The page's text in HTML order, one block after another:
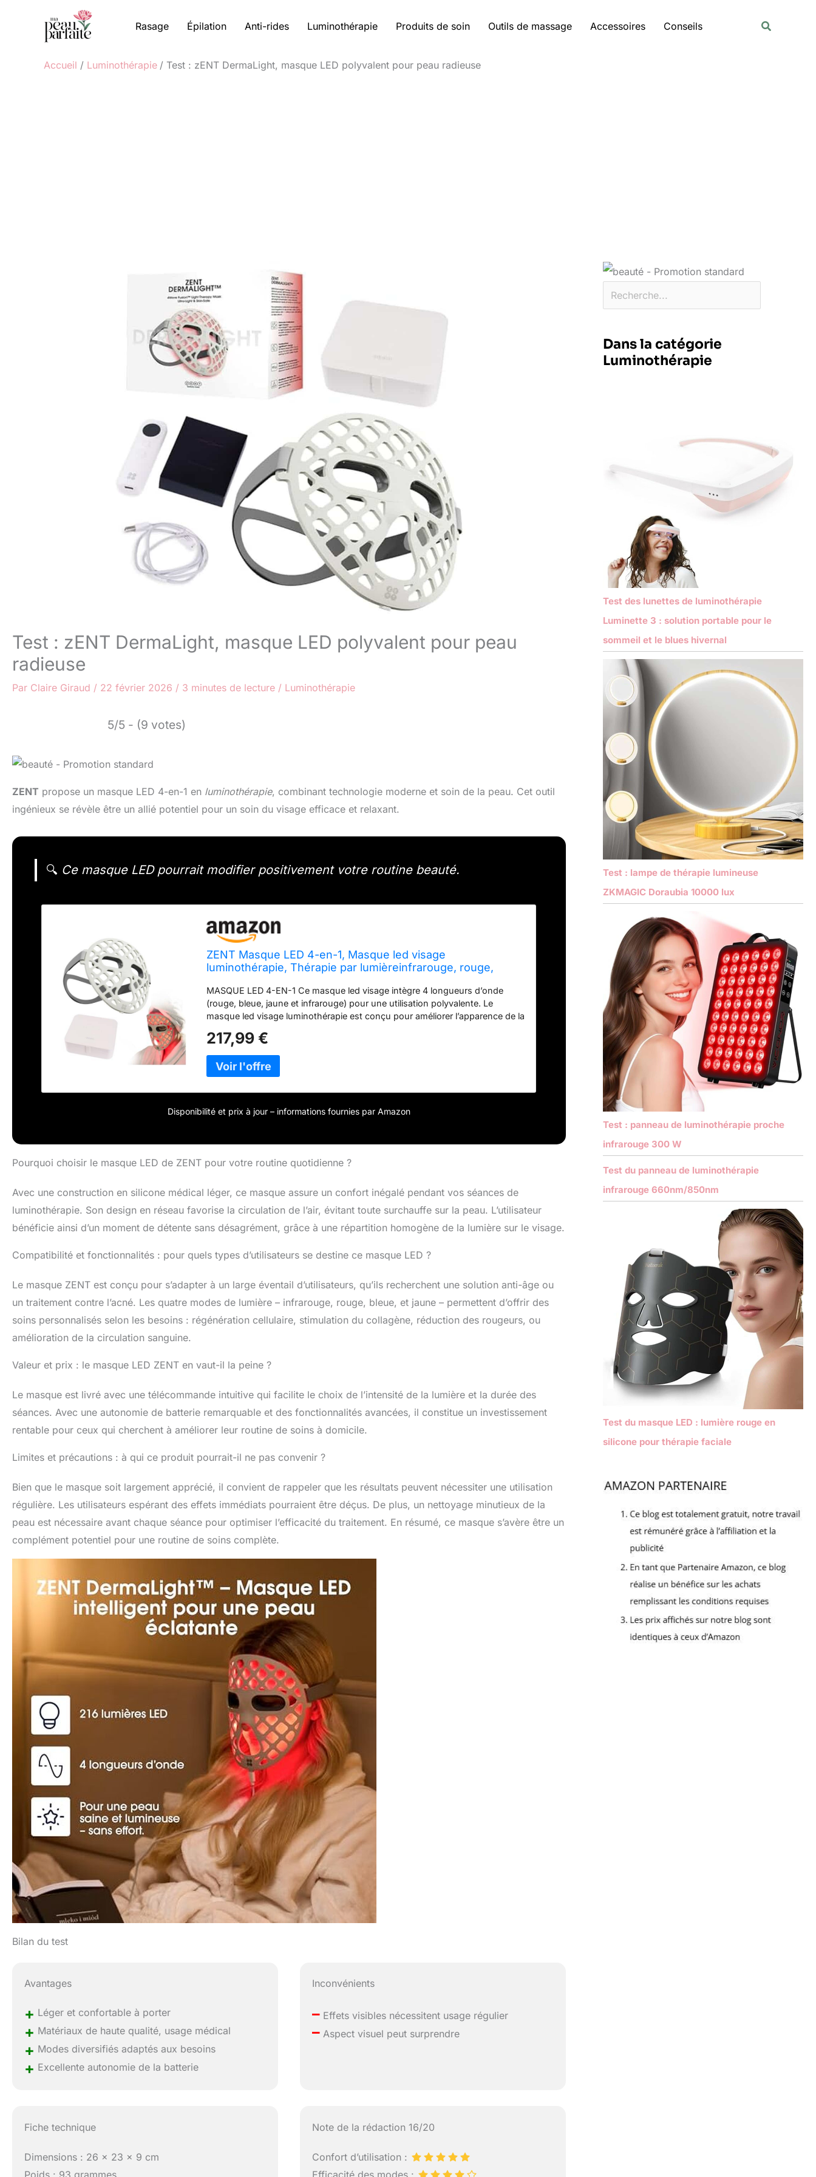
Rasage Épilation Anti-rides Luminothérapie Produits de soin Outils de massage Accessoires Conseils
Accueil Luminothérapie Test : zENT DermaLight, masque LED polyvalent pour peau radieuse
Test : zENT DermaLight, masque LED polyvalent pour peau
radieuse
Par Claire Giraud / 22 février 2026 / 3 minutes de lecture / Luminothérapie
5/5 - (9 votes)
ZENT propose un masque LED 4-en-1 en luminothérapie, combinant technologie moderne et soin de la peau. Cet outil
ingénieux se révèle être un allié potentiel pour un soin du visage efficace et relaxant.
🔍 Ce masque LED pourrait modifier positivement votre routine beauté.
ZENT Masque LED 4-en-1, Masque led visage
luminothérapie, Thérapie par lumièreinfrarouge, rouge,
Silicone médical, USB-C, Léger et étanche IP67
MASQUE LED 4-EN-1 Ce masque led visage intègre 4 longueurs d’onde
(rouge, bleue, jaune et infrarouge) pour une utilisation polyvalente. Le
masque led visage luminothérapie est conçu pour améliorer l’apparence de la
ÉCHAUFFEMENT Grâce à son design 3D, ce masque luminothérapie visage
positionne 216 LED à distance optimale de la peau, assurant une diffusion
homogène de la lumière sans sensation de chaleur excessive. SILICONE
SOUPLE DE QUALITÉ Le masque led visage est fabriqué en silicone flexible,
doux et confortable. Il s’adapte naturellement aux contours du visage pour
Ce masque led dispose d’une protection oculaire intégrée limitant
accessoires supplémentaires. ULTRALÉGER & SANS FIL Avec seulement 93
mAh pour jusqu’à 8 séances par charge, recharge USB-C, minuterie intégrée
217,99 €
Disponibilité et prix à jour – informations fournies par Amazon
Pourquoi choisir le masque LED de ZENT pour votre routine quotidienne ?
Avec une construction en silicone médical léger, ce masque assure un confort inégalé pendant vos séances de
luminothérapie. Son design en réseau favorise la circulation de l’air, évitant toute surchauffe sur la peau. L’utilisateur
bénéficie ainsi d’un moment de détente sans désagrément, grâce à une répartition homogène de la lumière sur le visage.
Compatibilité et fonctionnalités : pour quels types d’utilisateurs se destine ce masque LED ?
Le masque ZENT est conçu pour s’adapter à un large éventail d’utilisateurs, qu’ils recherchent une solution anti-âge ou
un traitement contre l’acné. Les quatre modes de lumière – infrarouge, rouge, bleue, et jaune – permettent d’offrir des
soins personnalisés selon les besoins : régénération cellulaire, stimulation du collagène, réduction des rougeurs, ou
amélioration de la circulation sanguine.
Valeur et prix : le masque LED ZENT en vaut-il la peine ?
Le masque est livré avec une télécommande intuitive qui facilite le choix de l’intensité de la lumière et la durée des
séances. Avec une autonomie de batterie remarquable et des fonctionnalités avancées, il constitue un investissement
rentable pour ceux qui cherchent à améliorer leur routine de soins à domicile.
Limites et précautions : à qui ce produit pourrait-il ne pas convenir ?
Bien que le masque soit largement apprécié, il convient de rappeler que les résultats peuvent nécessiter une utilisation
régulière. Les utilisateurs espérant des effets immédiats pourraient être déçus. De plus, un nettoyage minutieux de la
peau est nécessaire avant chaque séance pour optimiser l’efficacité du traitement. En résumé, ce masque s’avère être un
complément potentiel pour une routine de soins complète.
Bilan du test
Avantages
+ Léger et confortable à porter
+ Matériaux de haute qualité, usage médical
+ Modes diversifiés adaptés aux besoins
+ Excellente autonomie de la batterie
Inconvénients
– Effets visibles nécessitent usage régulier
– Aspect visuel peut surprendre
Fiche technique
Dimensions : 26 x 23 x 9 cm
Poids : 93 grammes
Note de la rédaction 16/20
Confort d’utilisation :
Efficacité des modes :
Dans la catégorie
Luminothérapie
Test des lunettes de luminothérapie
Luminette 3 : solution portable pour le
sommeil et le blues hivernal
Test : lampe de thérapie lumineuse
ZKMAGIC Doraubia 10000 lux
Test : panneau de luminothérapie proche
infrarouge 300 W
Test du panneau de luminothérapie
infrarouge 660nm/850nm
Test du masque LED : lumière rouge en
silicone pour thérapie faciale